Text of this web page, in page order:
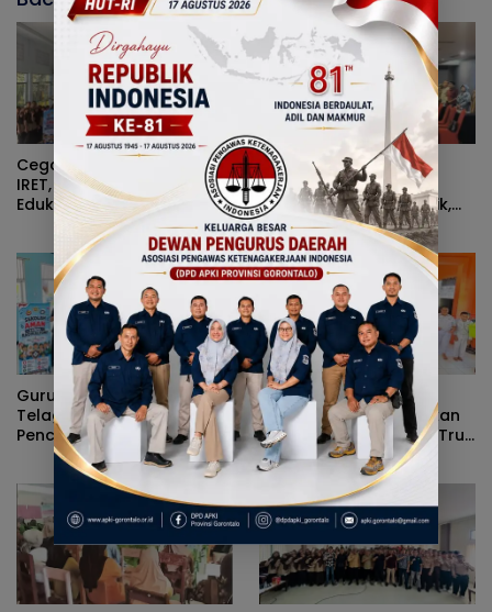
Cegah Penyebaran Paham
IRET, Satgaswil Gorontalo
Edukasi Guru dan Pelajar
SMAN 1 Kabila
Sinergi Pejabat
Administrator Warnai
Forum Konsultasi Publik,
Dinas Pendidikan
Gorontalo Perkuat Sistem
Pelayanan
Guru dan Siswa SMPN 3
Telaga Ikuti Sosialisasi
Pencegahan Paham
Ekstremisme dan Konten
True Crime
Satgaswil dan Polda
Gorontalo Sosialisasikan
Bahaya IRET, NVE, dan True
Crime Community di SMPN
2 Telaga